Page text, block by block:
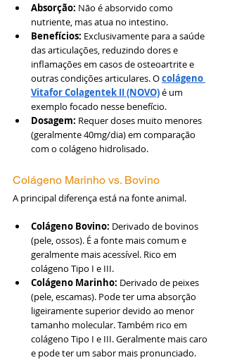
Absorção: Não é absorvido como
nutriente, mas atua no intestino.
Benefícios: Exclusivamente para a saúde
das articulações, reduzindo dores e
inflamações em casos de osteoartrite e
outras condições articulares. O colágeno
Vitafor Colagentek II (NOVO)é um
exemplo focado nesse benefício.
Dosagem: Requer doses muito menores
(geralmente 40mg/dia) em comparação
com o colágeno hidrolisado.
Colágeno Marinho vs. Bovino
A principal diferença está na fonte animal.
Colágeno Bovino: Derivado de bovinos
(pele, ossos). É a fonte mais comum e
geralmente mais acessível. Rico em
colágeno Tipo I e III.
Colágeno Marinho: Derivado de peixes
(pele, escamas). Pode ter uma absorção
ligeiramente superior devido ao menor
tamanho molecular. Também rico em
colágeno Tipo I e III. Geralmente mais caro
e pode ter um sabor mais pronunciado.